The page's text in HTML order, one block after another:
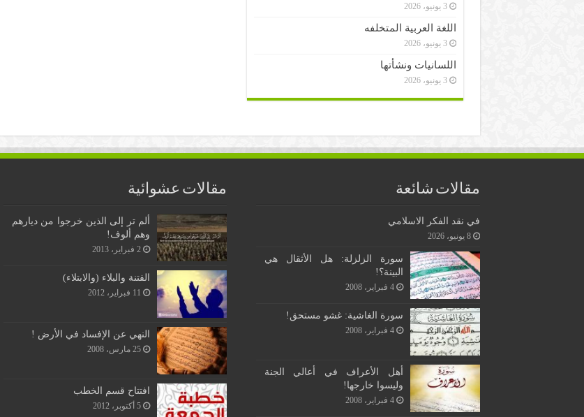
3 يونيو، 2026
اللغة العربية المتخلفه
3 يونيو، 2026
اللسانيات ونشأتها
3 يونيو، 2026
مقالات شائعة
في نقد الفكر الاسلامي
8 يونيو، 2026
سورة الزلزلة: هل الأثقال هي
البينة؟!
4 فبراير، 2008
سورة الغاشية: غشو مستحق!
4 فبراير، 2008
أهل الأعراف في أعالي الجنة
وليسوا خارجها!
4 فبراير، 2008
مقالات عشوائية
ألم تر إلى الذين خرجوا من ديارهم
وهم ألوف!
2 فبراير، 2013
الفتنة والبلاء (والابتلاء)
11 فبراير، 2012
النهي عن الإفساد في الأرض !
25 مارس، 2008
افتتاح قسم الخطب
5 أكتوبر، 2012